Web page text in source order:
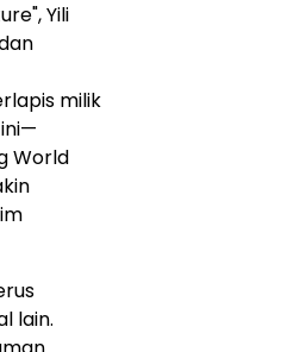
Yili
milik
World
lain.